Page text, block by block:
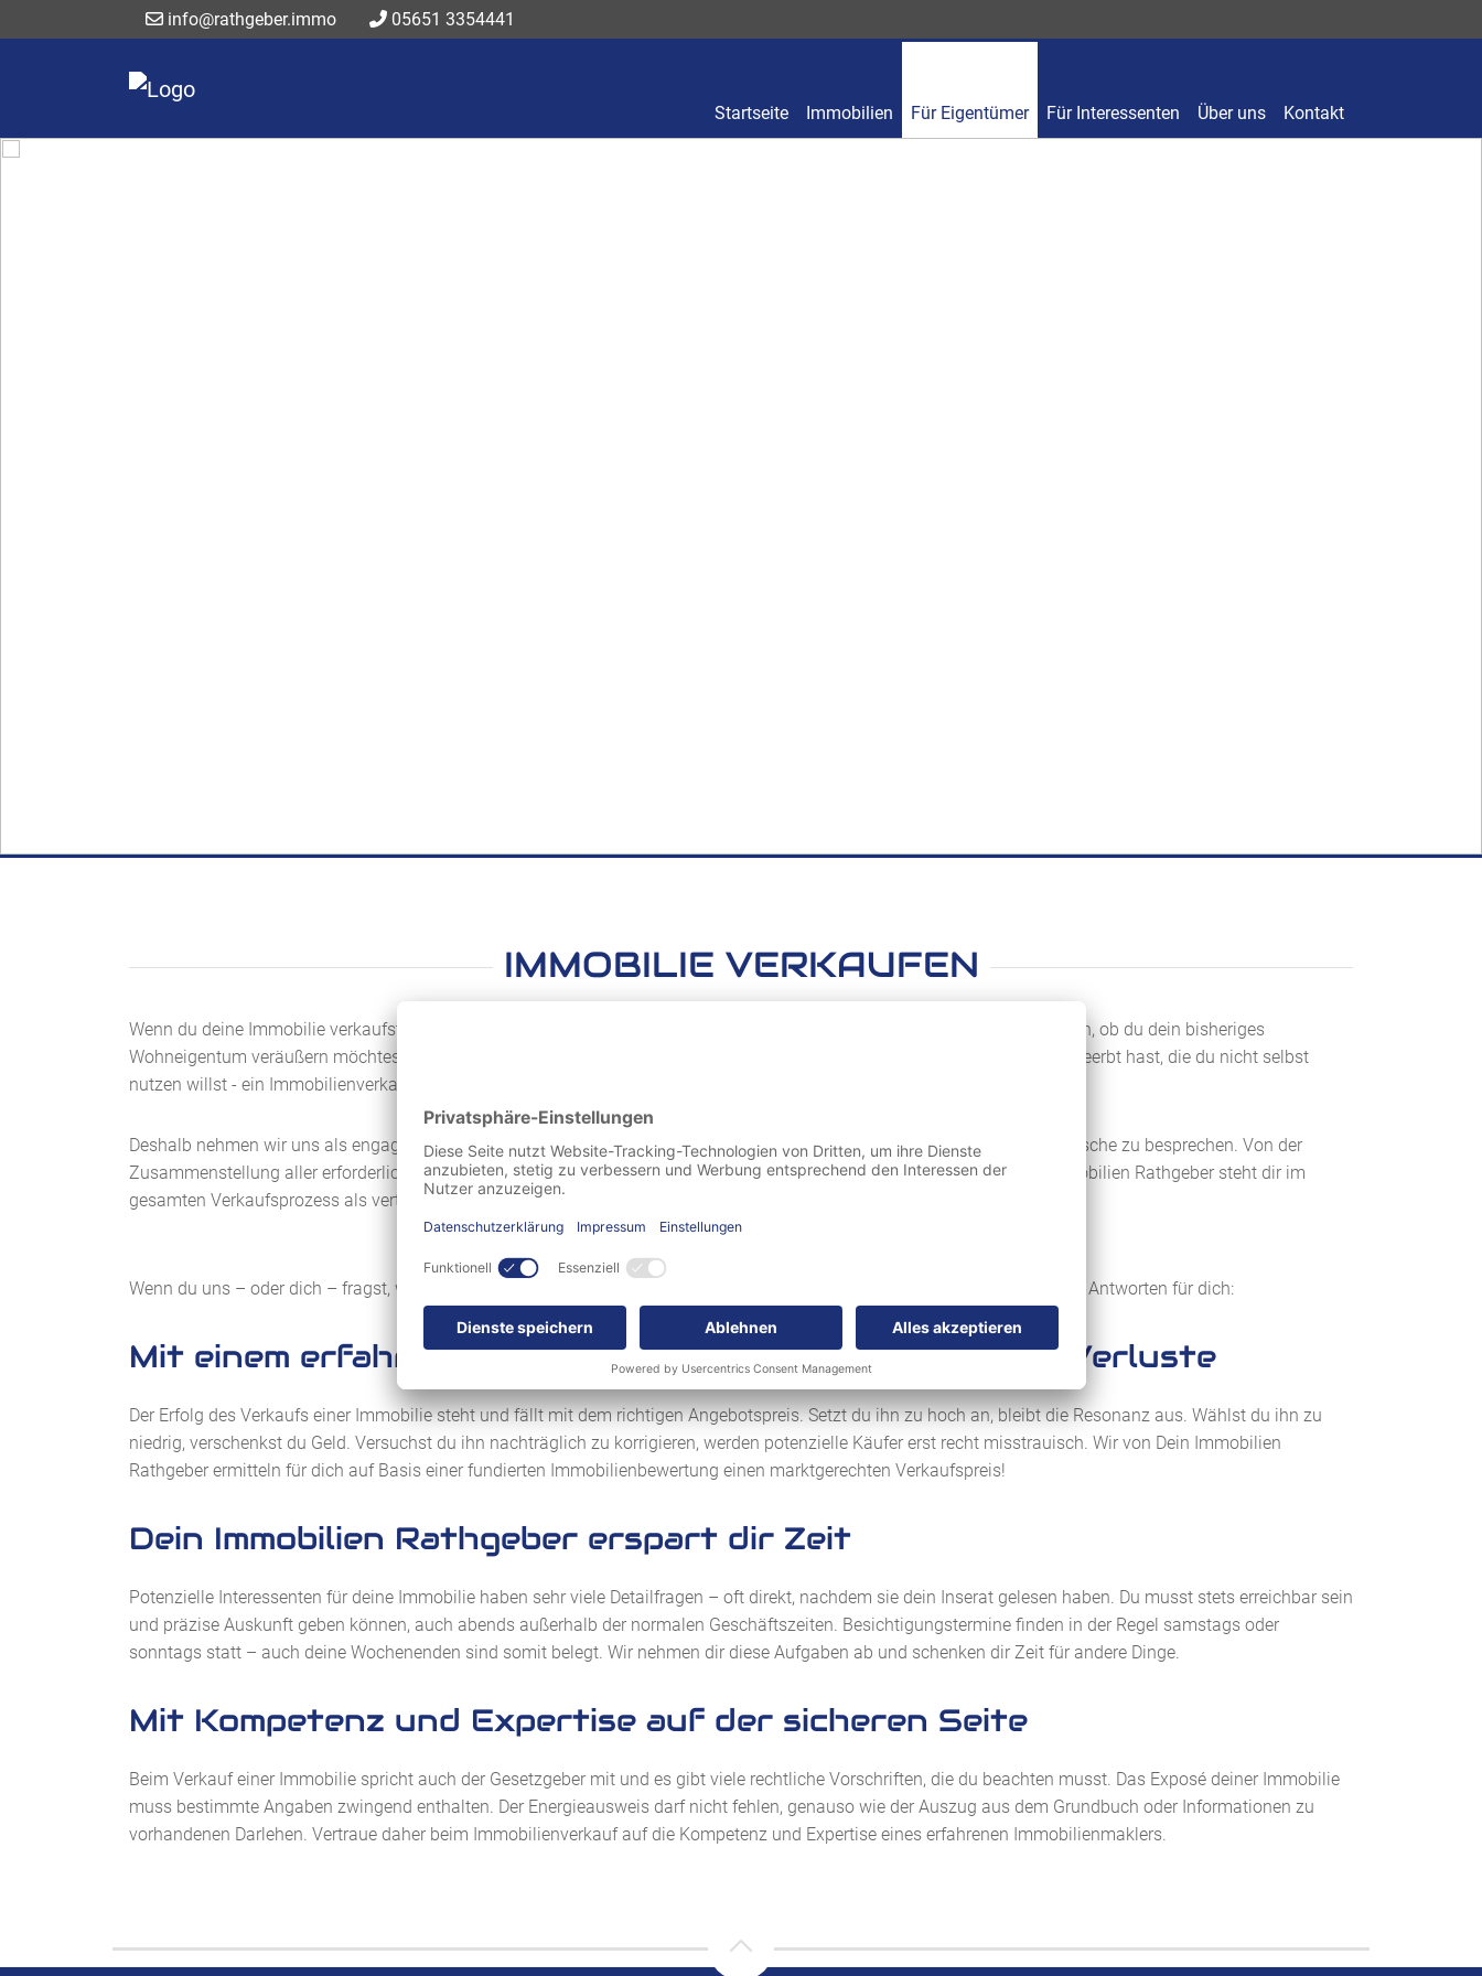
info@rathgeber.immo 05651 3354441
Startseite Immobilien Für Eigentümer Für Interessenten Über uns Kontakt
IMMOBILIE VERKAUFEN
Wenn du deine Immobilie verkaufst, dann möchtest du dieses Anliegen sicher in den allerbesten Händen wissen. Ganz gleich, ob du dein bisheriges
Wohneigentum veräußern möchtest, weil es nach dem Auszug der Kinder zu groß geworden ist, oder ob du eine Immobilie geerbt hast, die du nicht selbst
nutzen willst - ein Immobilienverkauf ist immer mehr als ein einfacher Handel.
Deshalb nehmen wir uns als engagierter und lokaler Immobilienmakler ausreichend Zeit, um mit dir in aller Ruhe deine Wünsche zu besprechen. Von der
Zusammenstellung aller erforderlichen Verkaufsdokumente bis zur Schlüsselübergabe an den neuen Eigentümer: Dein Immobilien Rathgeber steht dir im
gesamten Verkaufsprozess als vertrauensvoller Partner zur Seite.
Wenn du uns – oder dich – fragst, warum du Dein Immobilien Rathgeber engagieren solltest, dann haben wir drei eindeutige Antworten für dich:
Mit einem erfahrenen Makler vermeidest du finanzielle Verluste
Der Erfolg des Verkaufs einer Immobilie steht und fällt mit dem richtigen Angebotspreis. Setzt du ihn zu hoch an, bleibt die Resonanz aus. Wählst du ihn zu
niedrig, verschenkst du Geld. Versuchst du ihn nachträglich zu korrigieren, werden potenzielle Käufer erst recht misstrauisch. Wir von Dein Immobilien
Rathgeber ermitteln für dich auf Basis einer fundierten Immobilienbewertung einen marktgerechten Verkaufspreis!
Dein Immobilien Rathgeber erspart dir Zeit
Potenzielle Interessenten für deine Immobilie haben sehr viele Detailfragen – oft direkt, nachdem sie dein Inserat gelesen haben. Du musst stets erreichbar sein
und präzise Auskunft geben können, auch abends außerhalb der normalen Geschäftszeiten. Besichtigungstermine finden in der Regel samstags oder
sonntags statt – auch deine Wochenenden sind somit belegt. Wir nehmen dir diese Aufgaben ab und schenken dir Zeit für andere Dinge.
Mit Kompetenz und Expertise auf der sicheren Seite
Beim Verkauf einer Immobilie spricht auch der Gesetzgeber mit und es gibt viele rechtliche Vorschriften, die du beachten musst. Das Exposé deiner Immobilie
muss bestimmte Angaben zwingend enthalten. Der Energieausweis darf nicht fehlen, genauso wie der Auszug aus dem Grundbuch oder Informationen zu
vorhandenen Darlehen. Vertraue daher beim Immobilienverkauf auf die Kompetenz und Expertise eines erfahrenen Immobilienmaklers.